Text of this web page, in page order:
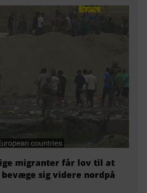
migranter får lov til at
sig videre nordpå